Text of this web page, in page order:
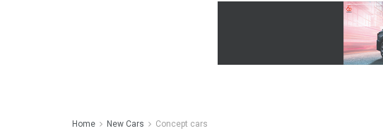
Home New Cars Concept cars